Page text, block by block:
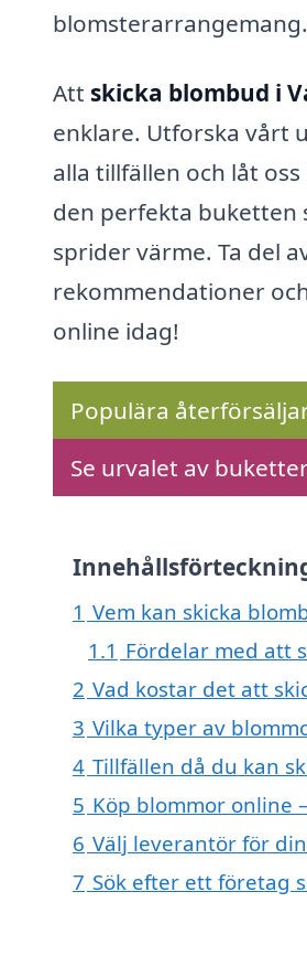
blomsterarrangemang.
Att skicka blombud i
enklare. Utforska vårt
alla tillfällen och låt
den perfekta buketten
sprider värme. Ta del
rekommendationer
online idag!
Populära
Se urvalet av
1 Vem kan skicka
1.1 Fördelar med att
2 Vad kostar det att
3 Vilka typer av
4 Tillfällen då du kan
5 Köp blommor online
6 Välj leverantör för
7 Sök efter ett företag